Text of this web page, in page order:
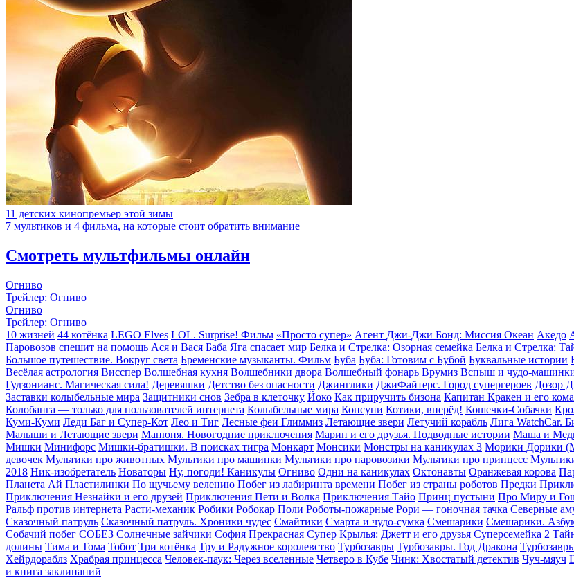
11 детских кинопремьер этой зимы
7 мультиков и 4 фильма, на которые стоит обратить внимание
Смотреть мультфильмы онлайн
Огниво
Трейлер: Огниво
Огниво
Трейлер: Огниво
10 жизней 44 котёнка LEGO Elves LOL. Surprise! Фильм «Просто супер» Агент Джи-Джи Бонд: Миссия Океан Акедо
Паровозов спешит на помощь Ася и Вася Баба Яга спасает мир Белка и Стрелка: Озорная семейка Белка и Стрелка:
Большое путешествие. Вокруг света Бременские музыканты. Фильм Буба Буба: Готовим с Бубой Буквальные истории
Весёлая астрология Висспер Волшебная кухня Волшебники двора Волшебный фонарь Врумиз Вспыш и чудо-
Гудзонианс. Магическая сила! Деревяшки Детство без опасности Джинглики ДжиФайтерс. Город супергероев Дозор
Заставки колыбельные мира Защитники снов Зебра в клеточку Йоко Как приручить бизона Капитан Кракен и его
Колобанга — только для пользователей интернета Колыбельные мира Консуни Котики, вперёд! Кошечки-Собачки
Куми-Куми Леди Баг и Супер-Кот Лео и Тиг Лесные феи Глиммиз Летающие звери Летучий корабль Лига WatchCar.
Малыши и Летающие звери Манюня. Новогодние приключения Марин и его друзья. Подводные истории Маша и
Мишки Минифорс Мишки-братишки. В поисках тигра Монкарт Монсики Монстры на каникулах 3 Морики Дорики
девочек Мультики про животных Мультики про машинки Мультики про паровозики Мультики про принцесс
2018 Ник-изобретатель Новаторы Ну, погоди! Каникулы Огниво Одни на каникулах Октонавты Оранжевая корова
Планета Aй Пластилинки По щучьему велению Побег из лабиринта времени Побег из страны роботов Предки
Приключения Незнайки и его друзей Приключения Пети и Волка Приключения Тайо Принц пустыни Про Миру и
Ральф против интернета Расти-механик Робики Робокар Поли Роботы-пожарные Рори — гоночная тачка Северные
Сказочный патруль Сказочный патруль. Хроники чудес Смайтики Смарта и чудо-сумка Смешарики Смешарики.
Собачий побег СОБЕЗ Солнечные зайчики София Прекрасная Супер Крылья: Джетт и его друзья Суперсемейка 2
долины Тима и Тома Тобот Три котёнка Тру и Радужное королевство Турбозавры Турбозавры. Год Дракона
Хейрдораблз Храбрая принцесса Человек-паук: Через вселенные Четверо в Кубе Чинк: Хвостатый детектив Чуч-мяуч
и книга заклинаний